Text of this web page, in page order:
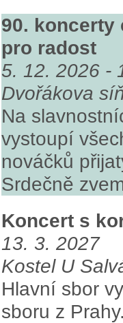
90. koncerty
pro radost
5. 12. 2026 -
Dvořákova
Na
vystoupí
nováčků
Srdečně
Koncert s
13. 3. 2027
Kostel U
Hlavní sbor
sboru z